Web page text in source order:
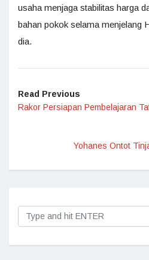
usaha menjaga stabilitas harga
bahan pokok selama menjelang
dia.
Read Previous
Rakor Persiapan Pembelajaran
Yohanes Ontot